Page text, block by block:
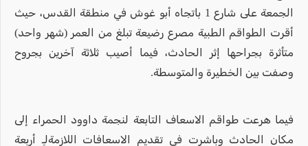
الجمعة على شارع 1 باتجاه أبو غوش في منطقة القدس، حيث
أقرت الطواقم الطبية مصرع رضيعة تبلغ من العمر (شهر واحد)
متأثرة بجراحها إثر الحادث، فيما أصيب ثلاثة آخرين بجروح
وصفت بين الخطيرة والمتوسطة.
فيما هرعت طواقم الاسعاف التابعة لنجمة داوود الحمراء إلى
مكان الحادث وباشرت في تقديم الاسعافات اللازمةلـِ أربعة